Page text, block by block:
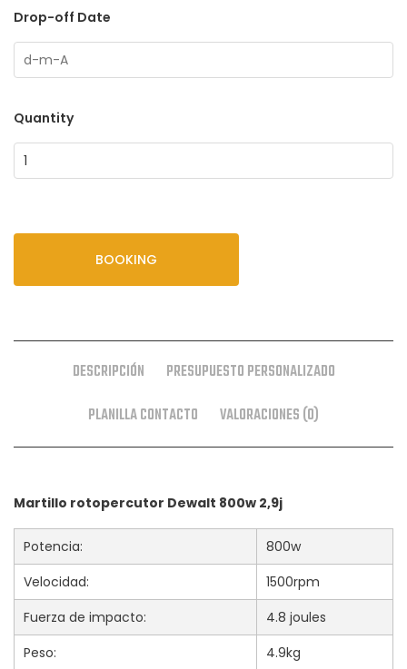
Drop-off Date
Quantity
BOOKING
DESCRIPCIÓN
PRESUPUESTO PERSONALIZADO
PLANILLA CONTACTO
VALORACIONES (0)
Martillo rotopercutor Dewalt 800w 2,9j
Potencia:
800w
Velocidad:
1500rpm
Fuerza de impacto:
4.8 joules
Peso:
4.9kg